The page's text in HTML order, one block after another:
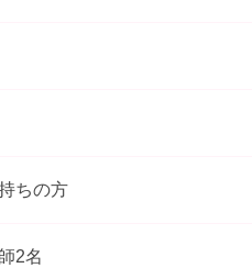
ちの方
2名